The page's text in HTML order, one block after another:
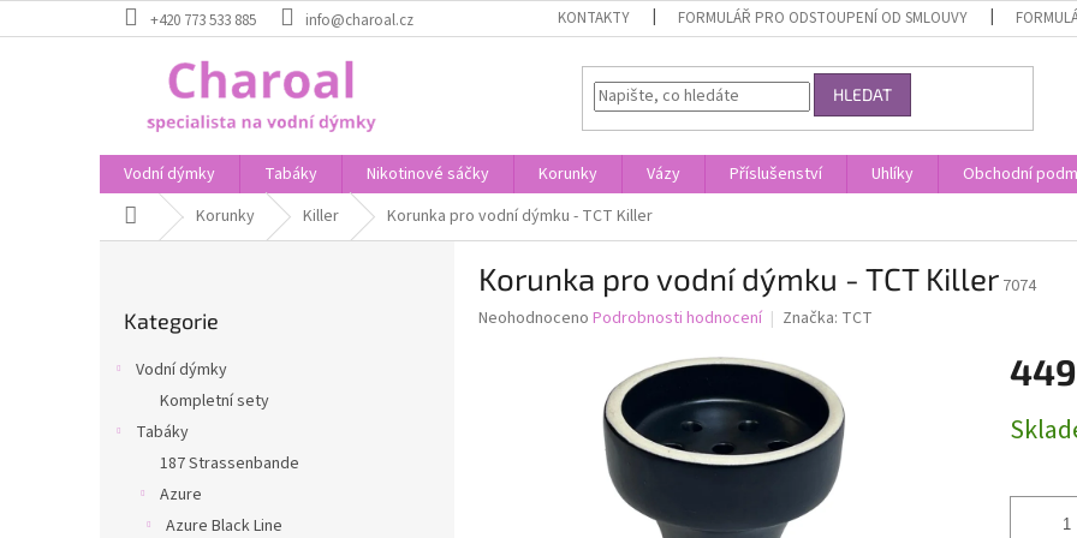
na
+420 773 533 885 info@charoal.cz KONTAKTY FORMULÁŘ PRO ODSTOUPENÍ OD SMLOUVY
HLEDAT
Vodní dýmky Tabáky Nikotinové sáčky Korunky Vázy Příslušenství Uhlíky Obchodní
Domů Korunky Killer Korunka pro vodní dýmku - TCT Killer
kategorie
Kategorie
Vodní dýmky
Kompletní sety
Tabáky
187 Strassenbande
Azure
Azure Black Line
Korunka pro vodní dýmku - TCT Killer 7074
Průměrné
Neohodnoceno Podrobnosti hodnocení Značka: TCT
cena: